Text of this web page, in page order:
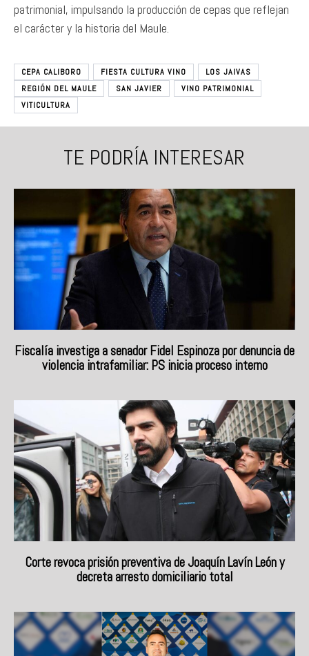
patrimonial, impulsando la producción de cepas que reflejan
el carácter y la historia del Maule.
CEPA CALIBORO FIESTA CULTURA VINO
LOS JAIVAS
REGIÓN DEL MAULE
SAN JAVIER
VINO PATRIMONIAL
VITICULTURA
TE PODRÍA INTERESAR
Fiscalía investiga a senador Fidel Espinoza por denuncia de
violencia intrafamiliar: PS inicia proceso interno
Corte revoca prisión preventiva de Joaquín Lavín León y
decreta arresto domiciliario total